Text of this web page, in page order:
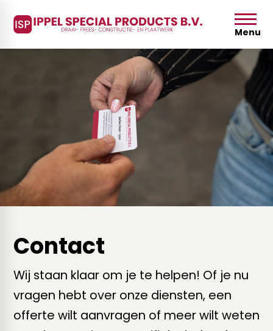
Menu
Contact
Wij staan klaar om je te helpen! Of je nu
vragen hebt over onze diensten, een
offerte wilt aanvragen of meer wilt weten